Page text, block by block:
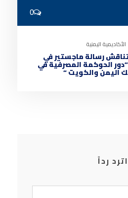
0
الأكاديمية اليمنية
تناقش رسالة ماجستير في
الحوكمة المصرفية في
اليمن والكويت “
اترد رداً